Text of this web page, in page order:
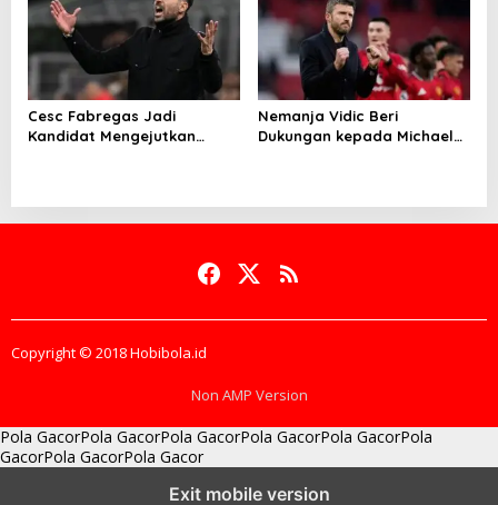
Cesc Fabregas Jadi
Kandidat Mengejutkan
Nemanja Vidic Beri
Dukungan kepada Michael
Copyright © 2018 Hobibola.id
Non AMP Version
Pola GacorPola GacorPola GacorPola GacorPola GacorPola
GacorPola GacorPola Gacor
Exit mobile version
rasio bayaran super sic bostrategi entry point